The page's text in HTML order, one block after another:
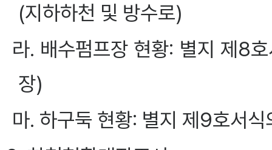
(지하하천 및 방수로)
라. 배수펌프장 현황: 별지 제8
장)
마. 하구둑 현황: 별지 제9호서